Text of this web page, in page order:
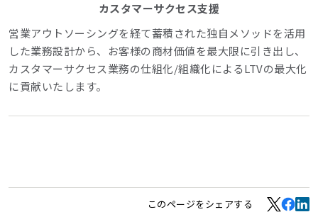
カスタマーサクセス支援
営業アウトソーシングを経て蓄積された独自メソッドを活用
した業務設計から、お客様の商材価値を最大限に引き出し、
カスタマーサクセス業務の仕組化/組織化によるLTVの最大化
に貢献いたします。
このページをシェアする